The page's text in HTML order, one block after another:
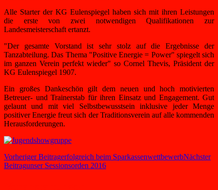
Alle Starter der KG Eulenspiegel haben sich mit ihren Leistungen
die erste von zwei notwendigen Qualifikationen zur
Landesmeisterschaft ertanzt.
"Der gesamte Vorstand ist sehr stolz auf die Ergebnisse der
Tanzabteilung. Das Thema "Positive Energie = Power" spiegelt sich
im ganzen Verein perfekt wieder" so Cornel Thevis, Präsident der
KG Eulenspiegel 1907.
Ein großes Dankeschön gilt dem neuen und hoch motivierten
Betreuer- und Trainerstab für ihren Einsatz und Engagement. Gut
gelaunt und mit viel Selbstbewusstsein inklusive jeder Menge
positiver Energie freut sich der Traditionsverein auf alle kommenden
Herausforderungen.
Beitragsnavigation
Vorheriger Beitragerfolgreich beim SparkassenwettbewerbNächster
Beitragunser Sessionsorden 2016